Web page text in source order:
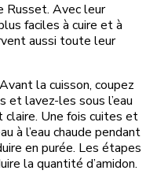
Russet. Avec leur
faciles à cuire et à
aussi toute leur
la cuisson, coupez
et lavez-les sous l’eau
claire. Une fois cuites et
à l’eau chaude pendant
en purée. Les étapes
la quantité d’amidon.